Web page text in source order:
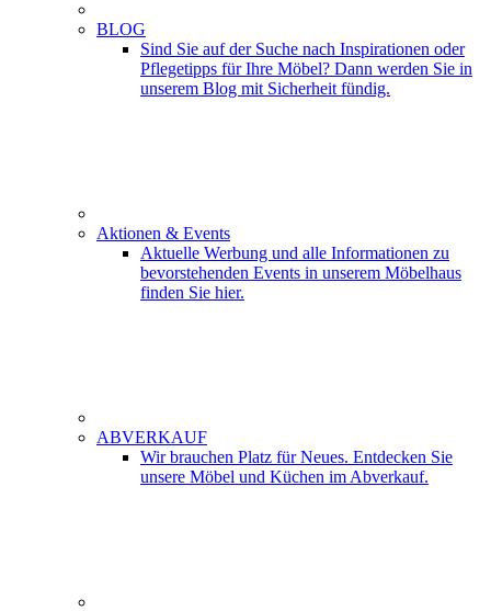
BLOG
Sind Sie auf der Suche nach Inspirationen oder
Pflegetipps für Ihre Möbel? Dann werden Sie in
unserem Blog mit Sicherheit fündig.
Aktionen & Events
Aktuelle Werbung und alle Informationen zu
bevorstehenden Events in unserem Möbelhaus
finden Sie hier.
ABVERKAUF
Wir brauchen Platz für Neues. Entdecken Sie
unsere Möbel und Küchen im Abverkauf.